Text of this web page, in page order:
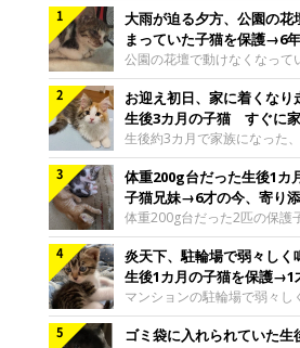
大雨が迫る夕方、公園の花
まっていた子猫を保護→6
と“姉妹”のような関係に
公園の花壇で動けなくなって
猫。家族に迎えられてから6
の間には深い絆が育まれてい
当時のティダちゃん。
@muumuu62197189紹介す
X（旧Twitter）ユーザー
@muumuu62197189さんの
ちゃん（取材時6才）の成長
ちらは、生後3カ月ごろのテ
飼い主さんが出会ったのは、
なると予報されていた日の夕
壇で動けずにいた子猫保護し
ィダちゃん。
さんは、公園の
お迎え初日、家に着くなり
生後3カ月の子猫 すぐに
落ち着く姿に「迎えてよか
生後約3カ月で家族になった
ジャンフォレストキャットの
翌日には、すでに家でくつろ
ていました。お迎え翌日、ベ
とするむうちゃんお迎え翌日
ん。@umimugi0304紹介す
Instagramユーザー
愛猫・むうちゃん（撮影時、
／ノルウェージャンフォレス
ト）。こちらは、お迎え翌日
一枚。ゴハンをお腹いっぱい
体重200g台だった生後1カ
子猫兄妹→6才の今、寄り
にほっこり！
体重200g台だった2匹の保護
さんの家族になってから6年
するなかで、2匹の関係にも
が見られました。家族になっ
さな兄妹猫（写真上から）妹
ん、兄猫・ラムくん。
るのは、X（旧Twitter）ユー
炎天下、駐輪場で弱々しく
生後1カ月の子猫を保護→1
肉質でツンデレなコに成長
マンションの駐輪場で弱々し
た、生後1カ月ほどの子猫。
れてから1年、体も行動も大
ゴミ袋に入れられていた生